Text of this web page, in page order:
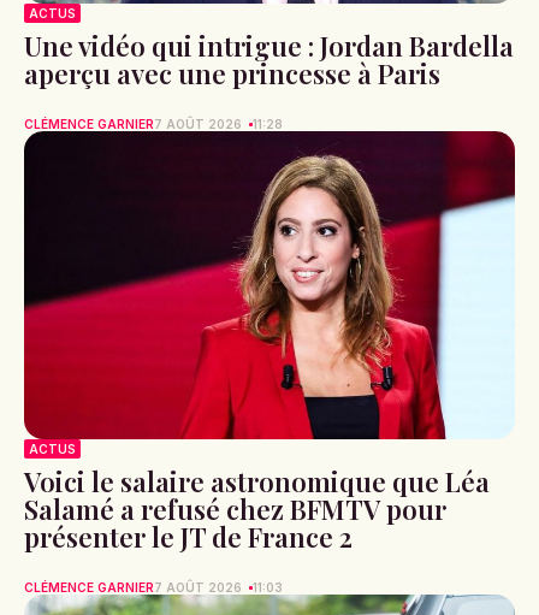
ACTUS
Une vidéo qui intrigue : Jordan Bardella
aperçu avec une princesse à Paris
CLÉMENCE GARNIER7 AOÛT 2026 11:28
ACTUS
Voici le salaire astronomique que Léa
Salamé a refusé chez BFMTV pour
présenter le JT de France 2
CLÉMENCE GARNIER7 AOÛT 2026 11:03